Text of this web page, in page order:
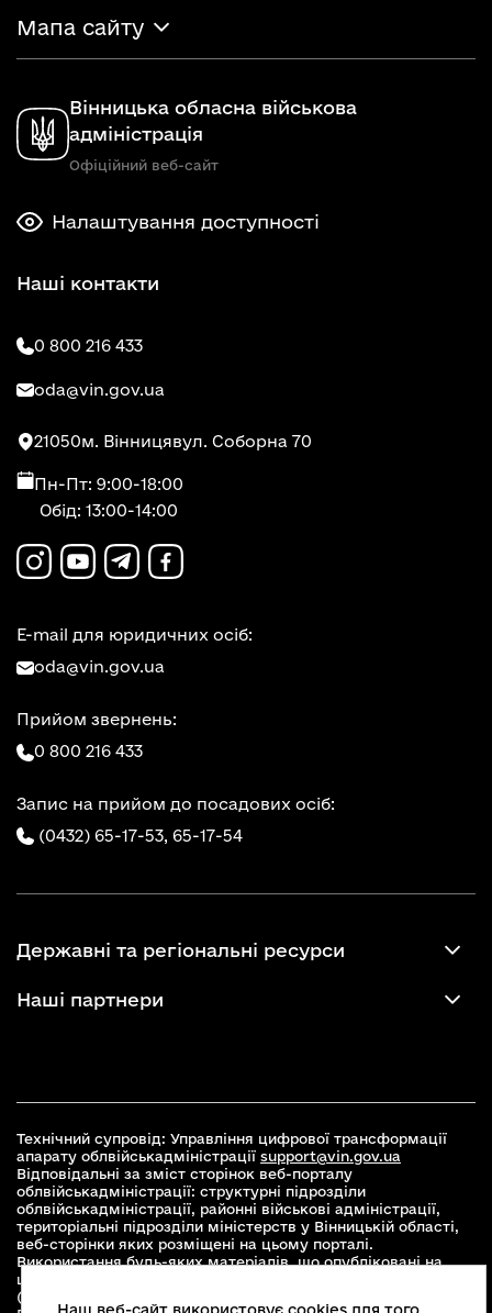
Мапа сайту
Вінницька обласна військова
адміністрація
Офіційний веб-сайт
Налаштування доступності
Наші контакти
0 800 216 433
oda@vin.gov.ua
21050м. Вінницявул. Соборна 70
Пн-Пт: 9:00-18:00
Обід: 13:00-14:00
E-mail для юридичних осіб:
oda@vin.gov.ua
Прийом звернень:
0 800 216 433
Запис на прийом до посадових осіб:
(0432) 65-17-53, 65-17-54
Державні та регіональні ресурси
Наші партнери
Технічний супровід: Управління цифрової трансформації
апарату облвійськадміністрації support@vin.gov.ua
Відповідальні за зміст сторінок веб-порталу
облвійськадміністрації: структурні підрозділи
облвійськадміністрації, районні військові адміністрації,
територіальні підрозділи міністерств у Вінницькій області,
веб-сторінки яких розміщені на цьому порталі.
Використання будь-яких матеріалів, що опубліковані на
цьому сайті, дозволяється при умові зазначення посилання
(для інтернет-видань - гіперпосилання) на офіційний сайт